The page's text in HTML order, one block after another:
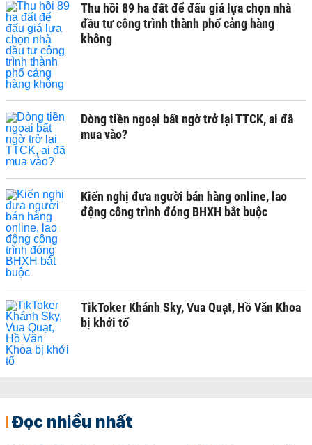
Thu hồi 89 ha đất để đấu giá lựa chọn nhà
đầu tư công trình thành phố cảng hàng
không
Dòng tiền ngoại bất ngờ trở lại TTCK, ai đã
mua vào?
Kiến nghị đưa người bán hàng online, lao
động công trình đóng BHXH bắt buộc
TikToker Khánh Sky, Vua Quạt, Hồ Văn Khoa
bị khởi tố
Đọc nhiều nhất